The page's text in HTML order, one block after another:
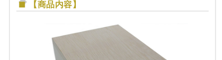
【商品内容】